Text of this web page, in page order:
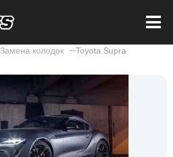
Замена колодок Toyota Supra